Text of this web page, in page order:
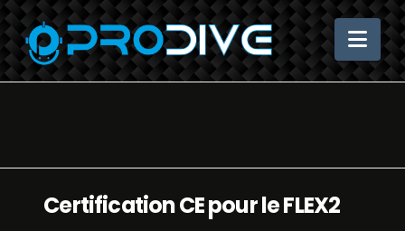
Certification CE pour le FLEX2